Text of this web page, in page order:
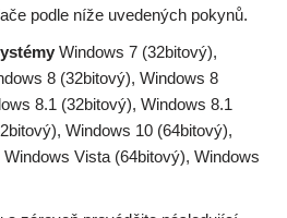
podle níže uvedených pokynů.
Windows 7 (32bitový),
8 (32bitový), Windows 8
8.1 (32bitový), Windows 8.1
Windows 10 (64bitový),
Vista (64bitový), Windows